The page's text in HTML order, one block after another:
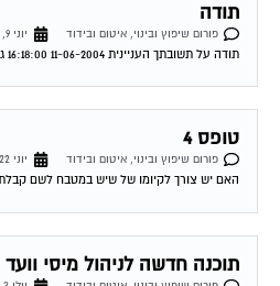
תודה
פורום שיפוץ ובינוי, איטום ובידוד
יוני 9, 2004
תודה על תשובתך העניינית 11-06-2004 16:18:00 גיורא_מ מגל טאבו מצטרפים לכל הנאמר. ראה מאמר של עו"ד עופר שחל בעמוד הבית. תחום מומחיותו הוא בתחום הנושא...
טופס 4
פורום שיפוץ ובינוי, איטום ובידוד
יוני 22, 2004
האם יש צורך לקיומו של שיש במטבח לשם קבלת טופס 4? תודה 22-06-2004 19:02:00 דרור מגל לא נראה לי שזה קשור את
תוכנה חדשה לניהול מיסי